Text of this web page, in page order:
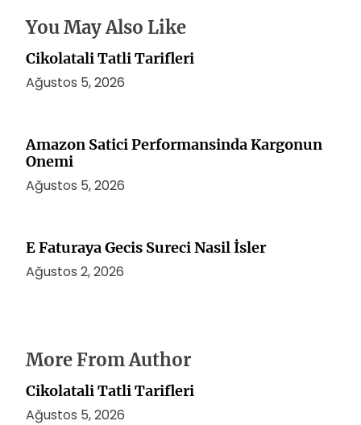
s
i
You May Also Like
Cikolatali Tatli Tarifleri
Ağustos 5, 2026
Amazon Satici Performansinda Kargonun
Onemi
Ağustos 5, 2026
E Faturaya Gecis Sureci Nasil İsler
Ağustos 2, 2026
More From Author
Cikolatali Tatli Tarifleri
Ağustos 5, 2026